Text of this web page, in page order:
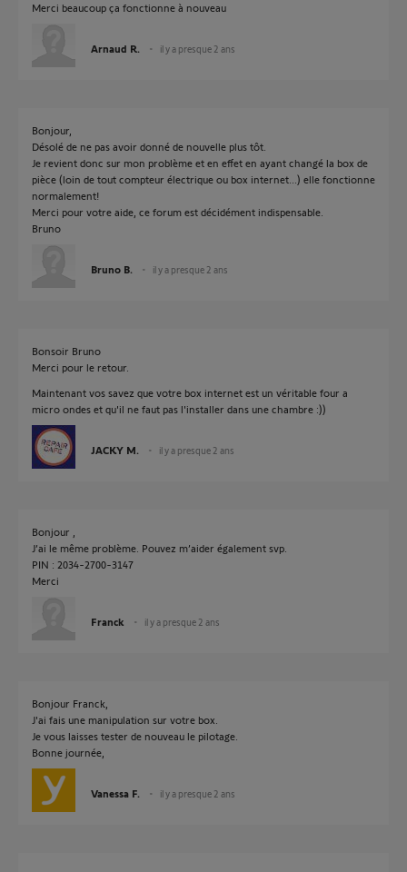
Merci beaucoup ça fonctionne à nouveau
Arnaud R. il y a presque 2 ans
Bonjour,
Désolé de ne pas avoir donné de nouvelle plus tôt.
Je revient donc sur mon problème et en effet en ayant changé la box de
pièce (loin de tout compteur électrique ou box internet...) elle fonctionne
normalement!
Merci pour votre aide, ce forum est décidément indispensable.
Bruno
Bruno B. il y a presque 2 ans
Bonsoir Bruno
Merci pour le retour.
Maintenant vos savez que votre box internet est un véritable four a
micro ondes et qu'il ne faut pas l'installer dans une chambre :))
JACKY M. il y a presque 2 ans
Bonjour ,
J’ai le même problème. Pouvez m’aider également svp.
PIN : 2034-2700-3147
Merci
Franck il y a presque 2 ans
Bonjour Franck,
J'ai fais une manipulation sur votre box.
Je vous laisses tester de nouveau le pilotage.
Bonne journée,
Vanessa F. il y a presque 2 ans